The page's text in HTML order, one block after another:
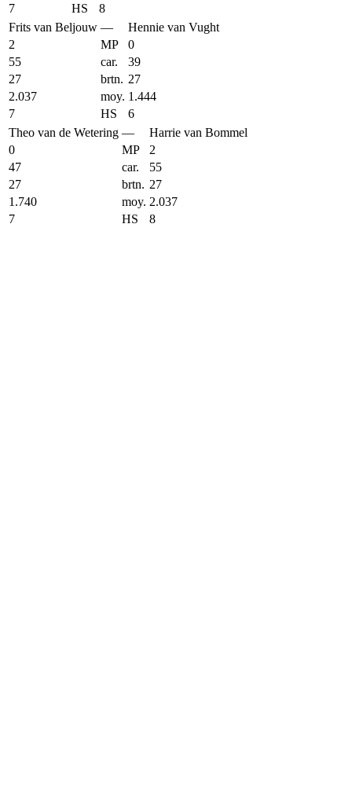
7
HS
8
Frits van Beljouw —
Hennie van Vught
2
MP
0
55
car.
39
27
brtn. 27
2.037
moy. 1.444
7
HS
6
Theo van de Wetering —
Harrie van Bommel
0
MP
2
47
car.
55
27
brtn. 27
1.740
moy. 2.037
7
HS 8